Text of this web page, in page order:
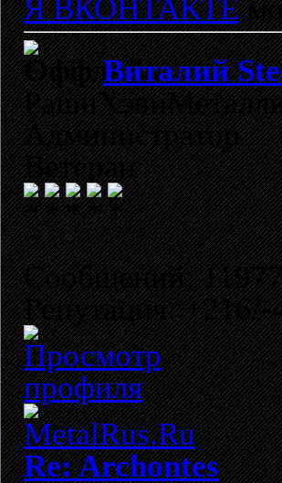
Я ВКОНТАКТЕ
Виталий
Администратор
Ветеран
Сообщений:
Репутация: +216/-
Re: Archontes